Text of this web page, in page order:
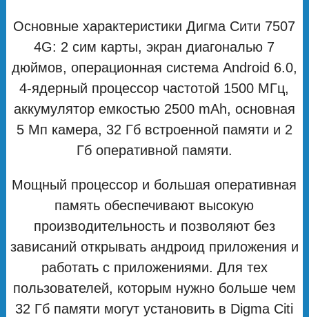
Основные характеристики Дигма Сити 7507
4G: 2 сим карты, экран диагональю 7
дюймов, операционная система Android 6.0,
4-ядерный процессор частотой 1500 МГц,
аккумулятор емкостью 2500 mAh, основная
5 Мп камера, 32 Гб встроенной памяти и 2
Гб оперативной памяти.
Мощный процессор и большая оперативная
память обеспечивают высокую
производительность и позволяют без
зависаний открывать андроид приложения и
работать с приложениями. Для тех
пользователей, которым нужно больше чем
32 Гб памяти могут установить в Digma Citi